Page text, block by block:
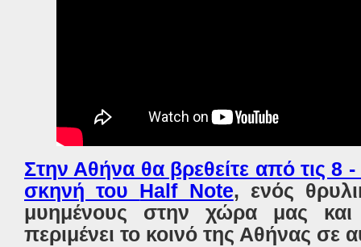
Στην Αθήνα θα βρεθείτε από τις 8
σκηνή του Half Note, ενός
μυημένους στην χώρα μας
περιμένει το κοινό της Αθήνας σε